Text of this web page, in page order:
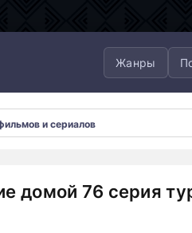
Жанры
домой 76 серия